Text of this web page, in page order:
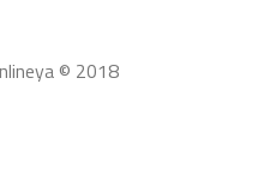
© 2018